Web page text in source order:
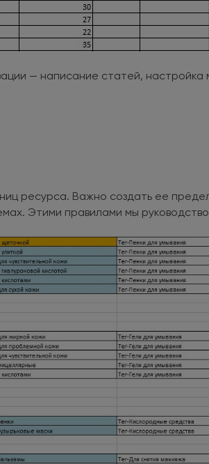
— написание статей, настройка
ресурса. Важно создать ее
Этими правилами мы